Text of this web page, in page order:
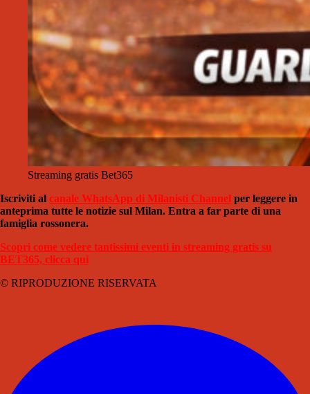
Streaming gratis Bet365
Iscriviti al canale WhatsApp di Milanisti Channel per leggere in
anteprima tutte le notizie sul Milan. Entra a far parte di una
famiglia rossonera.
Scopri come vedere tantissimi eventi in streaming gratis su
BET365, clicca qui
© RIPRODUZIONE RISERVATA